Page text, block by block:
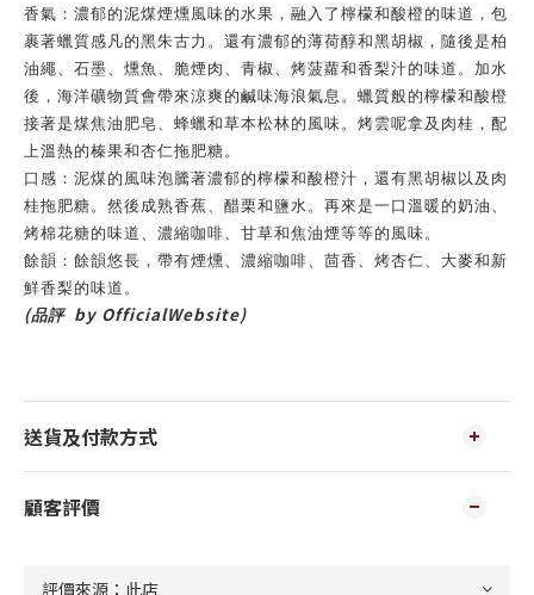
香氣：濃郁的泥煤煙燻風味的水果，融入了檸檬和酸橙的味道，包
裹著蠟質感凡的黑朱古力。還有濃郁的薄荷醇和黑胡椒，隨後是柏
油繩、石墨、燻魚、脆煙肉、青椒、烤菠蘿和香梨汁的味道。加水
後，海洋礦物質會帶來涼爽的鹹味海浪氣息。蠟質般的檸檬和酸橙
接著是煤焦油肥皂、蜂蠟和草本松林的風味。烤雲呢拿及肉桂，配
上溫熱的榛果和杏仁拖肥糖。
口感：泥煤的風味泡騰著濃郁的檸檬和酸橙汁，還有黑胡椒以及肉
桂拖肥糖。然後成熟香蕉、醋栗和鹽水。再來是一口溫暖的奶油、
烤棉花糖的味道、濃縮咖啡、甘草和焦油煙等等的風味。
餘韻：餘韻悠長，帶有煙燻、濃縮咖啡、茴香、烤杏仁、大麥和新
鮮香梨的味道。
(品評 by OfficialWebsite)
送貨及付款方式
顧客評價